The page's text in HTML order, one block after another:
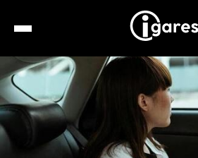
Location
Hôtels